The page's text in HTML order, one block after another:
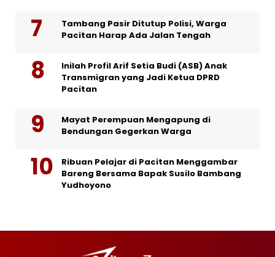
Tambang Pasir Ditutup Polisi, Warga
Pacitan Harap Ada Jalan Tengah
Inilah Profil Arif Setia Budi (ASB) Anak
Transmigran yang Jadi Ketua DPRD
Pacitan
Mayat Perempuan Mengapung di
Bendungan Gegerkan Warga
Ribuan Pelajar di Pacitan Menggambar
Bareng Bersama Bapak Susilo Bambang
Yudhoyono